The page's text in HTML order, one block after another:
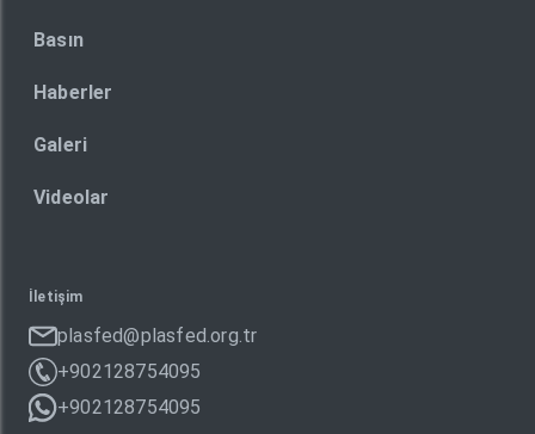
Basın
Haberler
Galeri
Videolar
İletişim
plasfed@plasfed.org.tr
+902128754095
+902128754095